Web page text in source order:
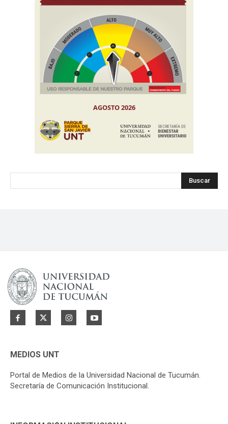
Buscar
MEDIOS UNT
Portal de Medios de la Universidad Nacional de Tucumán.
Secretaría de Comunicación Institucional.